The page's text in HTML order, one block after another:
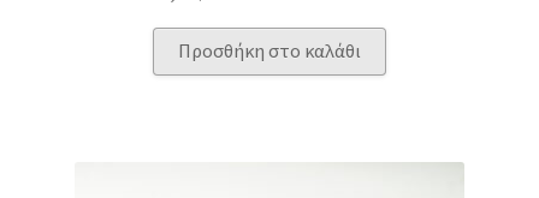
Προσθήκη στο καλάθι